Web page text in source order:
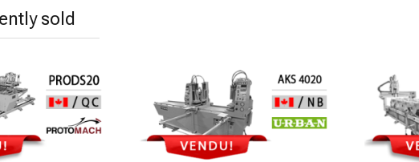
sold